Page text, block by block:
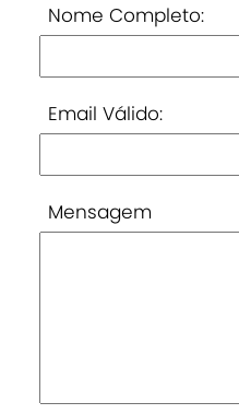
Nome Completo:
Email Válido:
Mensagem